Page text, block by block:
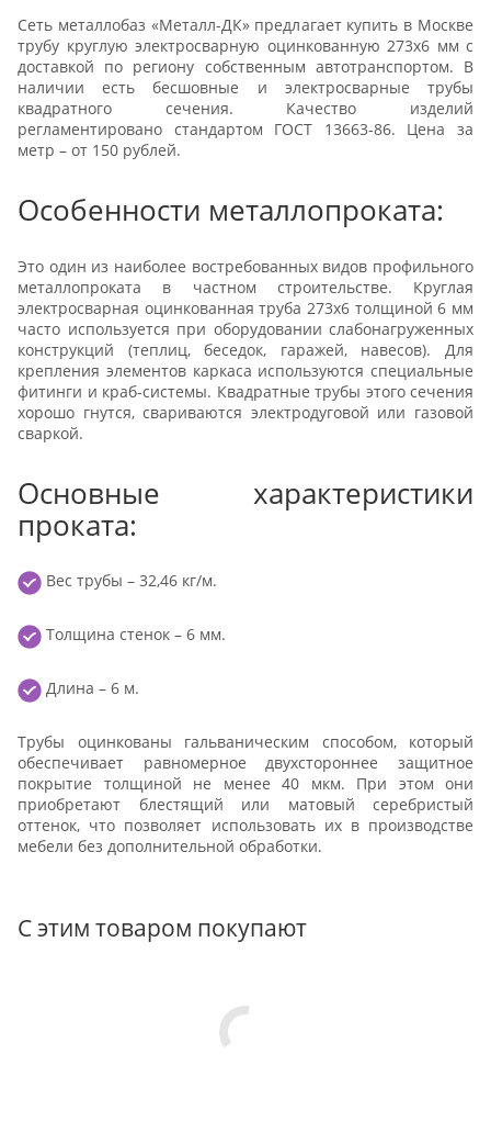
Сеть металлобаз «Металл-ДК» предлагает купить в Москве
трубу круглую электросварную оцинкованную 273х6 мм с
доставкой по региону собственным автотранспортом. В
наличии есть бесшовные и электросварные трубы
квадратного сечения. Качество изделий
регламентировано стандартом ГОСТ 13663-86. Цена за
метр – от 150 рублей.
Особенности металлопроката:
Это один из наиболее востребованных видов профильного
металлопроката в частном строительстве. Круглая
электросварная оцинкованная труба 273х6 толщиной 6 мм
часто используется при оборудовании слабонагруженных
конструкций (теплиц, беседок, гаражей, навесов). Для
крепления элементов каркаса используются специальные
фитинги и краб-системы. Квадратные трубы этого сечения
хорошо гнутся, свариваются электродуговой или газовой
сваркой.
Основные характеристики
проката:
Вес трубы – 32,46 кг/м.
Толщина стенок – 6 мм.
Длина – 6 м.
Трубы оцинкованы гальваническим способом, который
обеспечивает равномерное двухстороннее защитное
покрытие толщиной не менее 40 мкм. При этом они
приобретают блестящий или матовый серебристый
оттенок, что позволяет использовать их в производстве
мебели без дополнительной обработки.
С этим товаром покупают